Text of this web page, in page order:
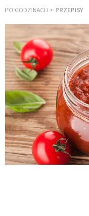
PO GODZINACH PRZEPISY